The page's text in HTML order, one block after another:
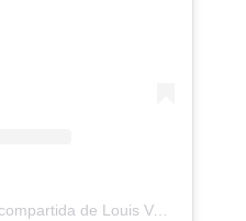
de Louis Vuitton (@louisvuitton)